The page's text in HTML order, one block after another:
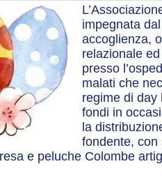
impegnata
accoglienza,
relazionale
presso
malati che
regime di day
fondi in
la
fondente, con
e peluche Colombe